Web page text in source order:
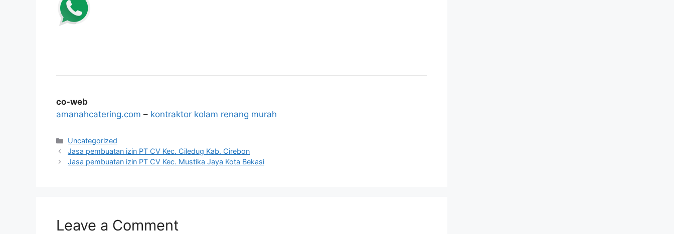
co-web
amanahcatering.com – kontraktor kolam renang murah
Categories
Uncategorized
Jasa pembuatan izin PT CV Kec. Ciledug Kab. Cirebon
Jasa pembuatan izin PT CV Kec. Mustika Jaya Kota Bekasi
Leave a Comment